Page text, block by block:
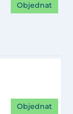
Objednat
Objednat